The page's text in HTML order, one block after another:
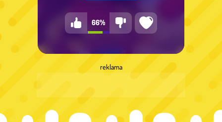
66%
reklama